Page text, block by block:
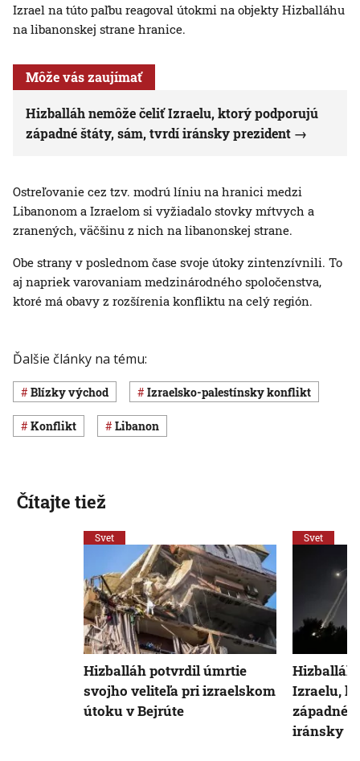
Izrael na túto paľbu reagoval útokmi na objekty Hizballáhu
na libanonskej strane hranice.
Môže vás zaujímať
Hizballáh nemôže čeliť Izraelu, ktorý podporujú
západné štáty, sám, tvrdí iránsky prezident
Ostreľovanie cez tzv. modrú líniu na hranici medzi
Libanonom a Izraelom si vyžiadalo stovky mŕtvych a
zranených, väčšinu z nich na libanonskej strane.
Obe strany v poslednom čase svoje útoky zintenzívnili. To
aj napriek varovaniam medzinárodného spoločenstva,
ktoré má obavy z rozšírenia konfliktu na celý región.
Ďalšie články na tému:
Blízky východ izraelsko-palestínsky konflikt
konflikt Libanon
Čítajte tiež
Svet
Hizballáh potvrdil úmrtie
svojho veliteľa pri izraelskom
útoku v Bejrúte
Svet
Hizballáh
Izraelu,
západné
iránsky